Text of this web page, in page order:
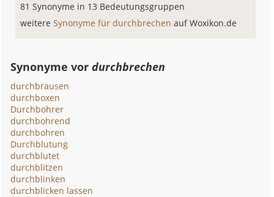
81 Synonyme in 13 Bedeutungsgruppen
weitereSynonyme für durchbrechenauf Woxikon.de
Synonyme vordurchbrechen
durchbrausen
durchboxen
Durchbohrer
durchbohrend
durchbohren
Durchblutung
durchblutet
durchblitzen
durchblinken
durchblicken lassen